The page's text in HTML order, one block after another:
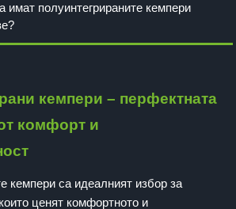
имат полуинтегрираните кемпери
кемпери – перфектната
комфорт и
кемпери са идеалният избор за
ценят комфортното и